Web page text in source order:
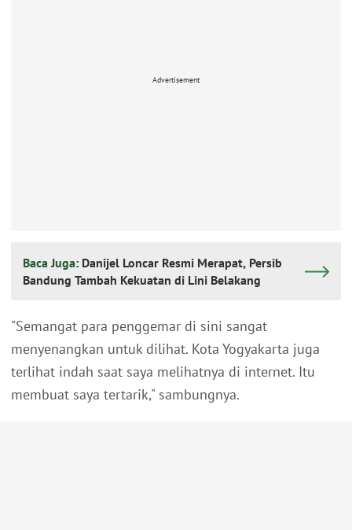
Advertisement
Baca Juga: Danijel Loncar Resmi Merapat, Persib
Bandung Tambah Kekuatan di Lini Belakang
"Semangat para penggemar di sini sangat
menyenangkan untuk dilihat. Kota Yogyakarta juga
terlihat indah saat saya melihatnya di internet. Itu
membuat saya tertarik," sambungnya.